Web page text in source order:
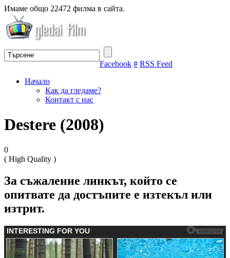
Имаме общо 22472 филма в сайта.
Facebook # RSS Feed
Начало
Как да гледаме?
Контакт с нас
Destere (2008)
0
( High Quality )
За съжаление линкът, който се
опитвате да достъпите е изтекъл или
изтрит.